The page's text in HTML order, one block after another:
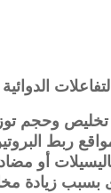
التفاعلات الدوائية
تخليص وحجم
ربط
أو
بسبب زيادة